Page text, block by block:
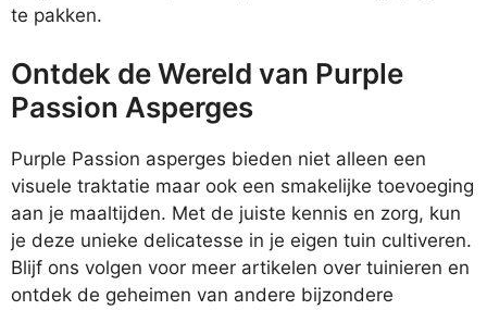
te pakken.
Ontdek de Wereld van Purple
Passion Asperges
Purple Passion asperges bieden niet alleen een
visuele traktatie maar ook een smakelijke toevoeging
aan je maaltijden. Met de juiste kennis en zorg, kun
je deze unieke delicatesse in je eigen tuin cultiveren.
Blijf ons volgen voor meer artikelen over tuinieren en
ontdek de geheimen van andere bijzondere